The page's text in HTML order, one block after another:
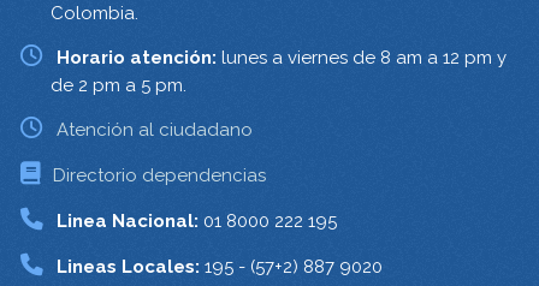
Colombia.
Horario atención: lunes a viernes de 8 am a 12 pm y
de 2 pm a 5 pm.
Atención al ciudadano
Directorio dependencias
Linea Nacional: 01 8000 222 195
Lineas Locales: 195 - (57+2) 887 9020